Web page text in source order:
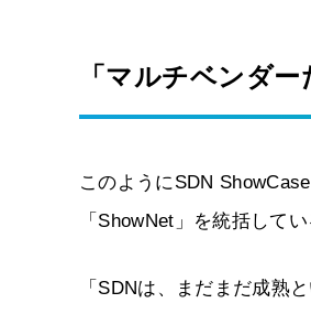
「マルチベンダ
このようにSDN
「ShowNet」を統括して
「SDNは、まだまだ成熟